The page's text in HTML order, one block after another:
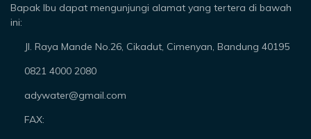
Bapak Ibu dapat mengunjungi alamat yang tertera di bawah
ini:
Jl. Raya Mande No.26, Cikadut, Cimenyan, Bandung 40195
0821 4000 2080
adywater@gmail.com
FAX: